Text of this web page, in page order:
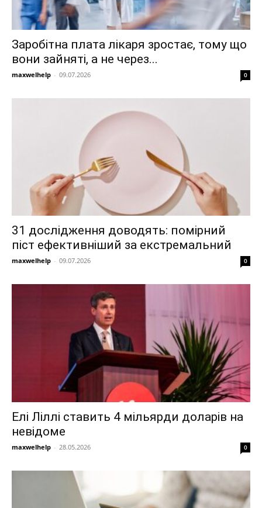
Заробітна плата лікаря зростає, тому що
вони зайняті, а не через...
maxwelhelp - 09.07.2026 0
31 дослідження доводять: помірний
піст ефективніший за екстремальний
maxwelhelp - 09.07.2026 0
Елі Ліллі ставить 4 мільярди доларів на
невідоме
maxwelhelp - 28.05.2026 0